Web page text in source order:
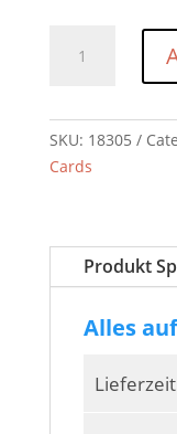
SPY-
Blocker
(aktiv)
mit
beidseitigem,
vollfarbigem
Druck
SKU: 18305
Cards
Produkt
Alles